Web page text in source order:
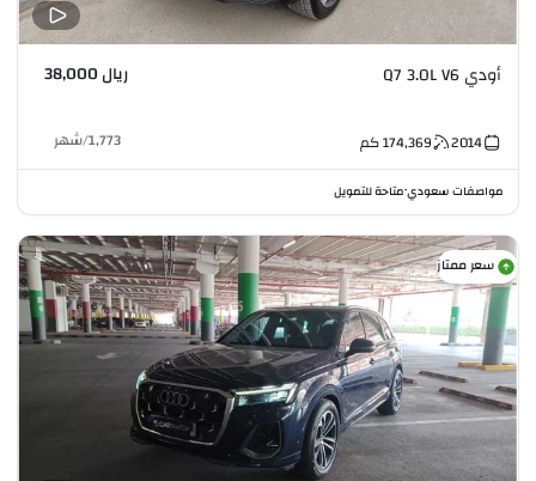
أودي Q7 3.0L V6 ريال 38,000
2014
174,369كم 1,773
/شهر
مواصفات سعودي•متاحة للتمويل
سعر ممتاز